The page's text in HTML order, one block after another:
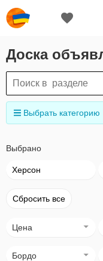
Доска
Выбрать категорию
Выбрано
Херсон
Сбросить все
Цена
Бордо